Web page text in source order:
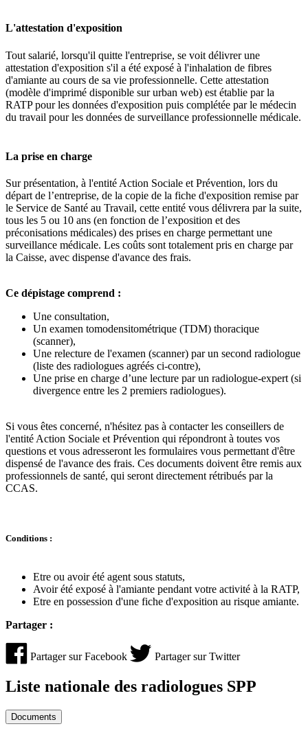
L'attestation d'exposition
Tout salarié, lorsqu'il quitte l'entreprise, se voit délivrer une
attestation d'exposition s'il a été exposé à l'inhalation de fibres
d'amiante au cours de sa vie professionnelle. Cette attestation
(modèle d'imprimé disponible sur urban web) est établie par la
RATP pour les données d'exposition puis complétée par le médecin
du travail pour les données de surveillance professionnelle médicale.
La prise en charge
Sur présentation, à l'entité Action Sociale et Prévention, lors du
départ de l’entreprise, de la copie de la fiche d'exposition remise par
le Service de Santé au Travail, cette entité vous délivrera par la suite,
tous les 5 ou 10 ans (en fonction de l’exposition et des
préconisations médicales) des prises en charge permettant une
surveillance médicale. Les coûts sont totalement pris en charge par
la Caisse, avec dispense d'avance des frais.
Ce dépistage comprend :
Une consultation,
Un examen tomodensitométrique (TDM) thoracique
(scanner),
Une relecture de l'examen (scanner) par un second radiologue
(liste des radiologues agréés ci-contre),
Une prise en charge d’une lecture par un radiologue-expert (si
divergence entre les 2 premiers radiologues).
Si vous êtes concerné, n'hésitez pas à contacter les conseillers de
l'entité Action Sociale et Prévention qui répondront à toutes vos
questions et vous adresseront les formulaires vous permettant d'être
dispensé de l'avance des frais. Ces documents doivent être remis aux
professionnels de santé, qui seront directement rétribués par la
CCAS.
Conditions :
Etre ou avoir été agent sous statuts,
Avoir été exposé à l'amiante pendant votre activité à la RATP,
Etre en possession d'une fiche d'exposition au risque amiante.
Partager :
Partager sur Facebook Partager sur Twitter
Liste nationale des radiologues SPP
Documents